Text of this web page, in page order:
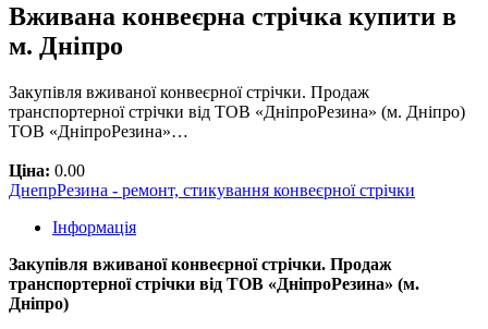
Вживана конвеєрна стрічка купити в
м. Дніпро
Закупівля вживаної конвеєрної стрічки. Продаж
транспортерної стрічки від ТОВ «ДніпроРезина» (м. Дніпро)
ТОВ «ДніпроРезина»…
Ціна: 0.00
ДнепрРезина - ремонт, стикування конвеєрної стрічки
Інформація
Закупівля вживаної конвеєрної стрічки. Продаж
транспортерної стрічки від ТОВ «ДніпроРезина» (м.
Дніпро)